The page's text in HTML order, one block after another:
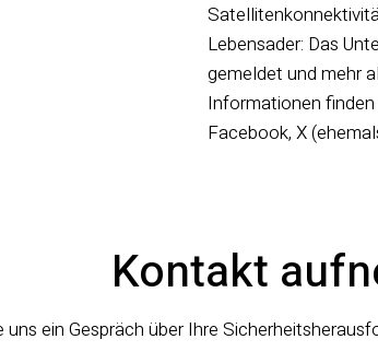
Lebensader: Das
gemeldet und mehr
Informationen
Facebook, X
Kontakt
uns ein Gespräch über Ihre